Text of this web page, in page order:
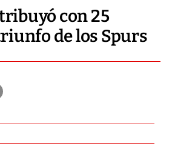
con 25
de los Spurs